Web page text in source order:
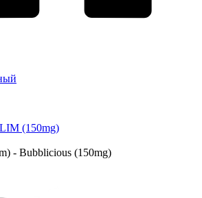
(150mg)
- Bubblicious (150mg)